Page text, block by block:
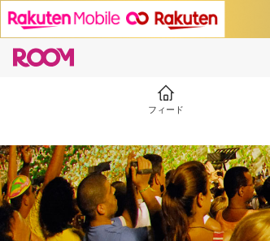
フィード